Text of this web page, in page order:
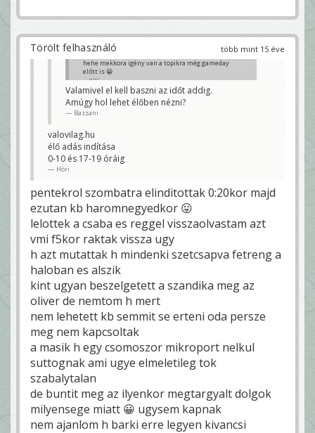
több mint 15 éve
Törölt felhasználó
hehe mekkora igény van a topikra még gameday
előtt is 😀
Höri
Valamivel el kell baszni az időt addig.
Amúgy hol lehet élőben nézni?
Bazzani
valovilag.hu
élő adás indítása
0-10 és 17-19 óráig
Höri
pentekrol szombatra elinditottak 0:20kor majd
ezutan kb haromnegyedkor 😛
lelottek a csaba es reggel visszaolvastam azt
vmi f5kor raktak vissza ugy
h azt mutattak h mindenki szetcsapva fetreng a
haloban es alszik
kint ugyan beszelgetett a szandika meg az
oliver de nemtom h mert
nem lehetett kb semmit se erteni oda persze
meg nem kapcsoltak
a masik h egy csomoszor mikroport nelkul
suttognak ami ugye elmeletileg tok
szabalytalan
de buntit meg az ilyenkor megtargyalt dolgok
milyensege miatt 😀 ugysem kapnak
nem ajanlom h barki erre legyen kivancsi